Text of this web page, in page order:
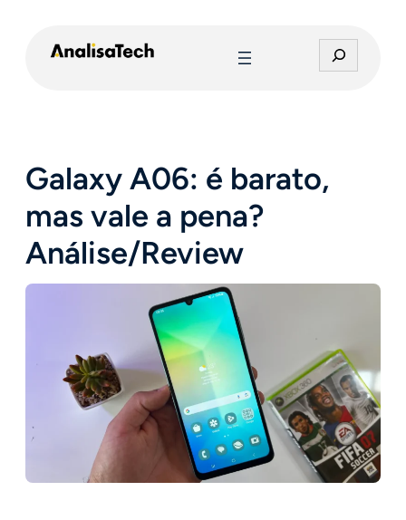
e
a
Galaxy A06: é barato,
mas vale a pena?
Análise/Review